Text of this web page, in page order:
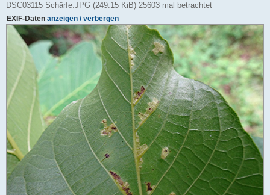
DSC03115 Schärfe.JPG (249.15 KiB) 25603 mal betrachtet
EXIF-Daten anzeigen / verbergen